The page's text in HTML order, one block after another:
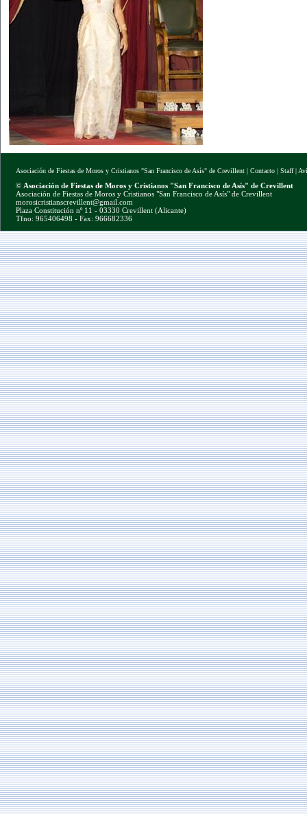
Asociación de Fiestas de Moros y Cristianos "San Francisco de Asís" de Crevillent | Contacto | Staff|
© Asociación de Fiestas de Moros y Cristianos "San Francisco de Asís" de Crevillent
Asociación de Fiestas de Moros y Cristianos "San Francisco de Asís" de Crevillent
morosicristianscrevillent@gmail.com
Plaza Constitución nº 11 - 03330 Crevillent (Alicante)
Tfno: 965406498 - Fax: 966682336